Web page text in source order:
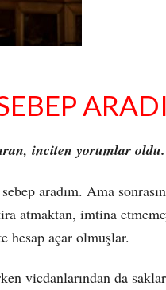
inciten yorumlar
aradım. Ama
atmaktan, imtina
hesap açar olmuşlar.
vicdanlarından da